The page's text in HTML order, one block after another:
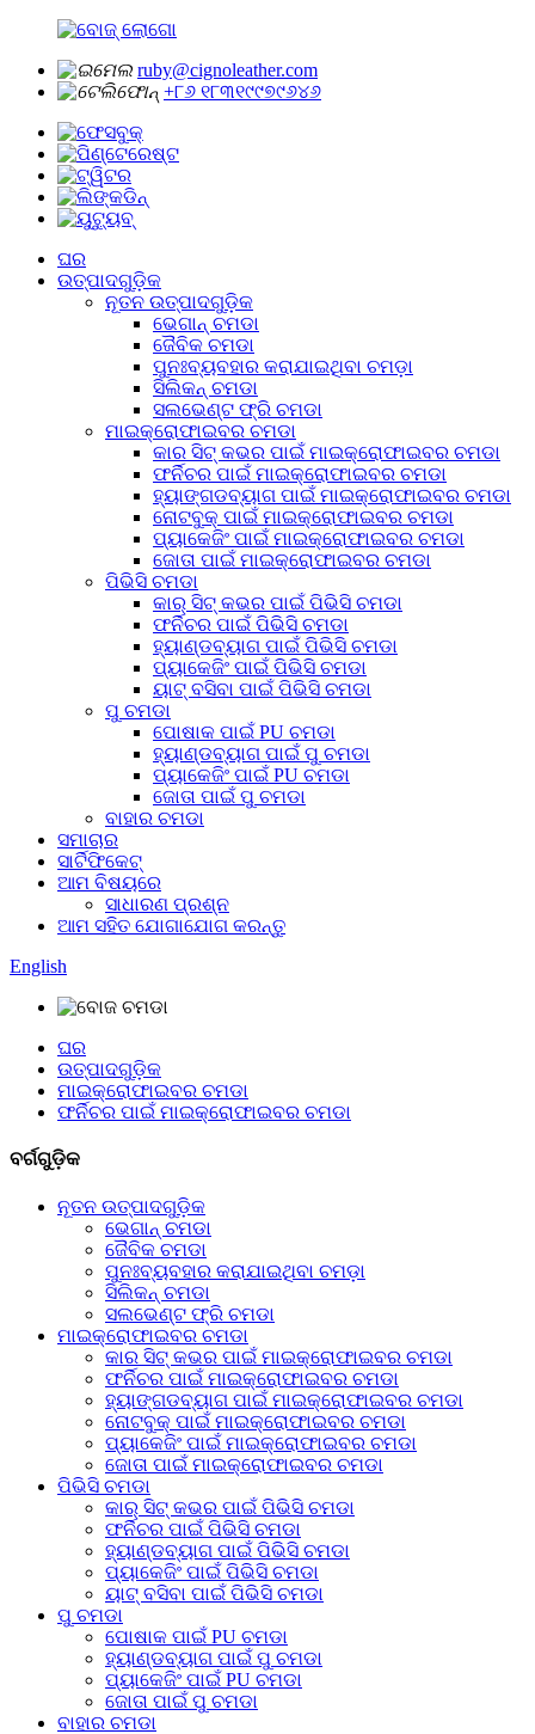
ruby@cignoleather.com
+୮୬ ୧୮୩୧୯୯୭୯୬୪୬
ଘର
ଉତ୍ପାଦଗୁଡ଼ିକ
ନୂତନ ଉତ୍ପାଦଗୁଡ଼ିକ
ଭେଗାନ୍ ଚମଡା
ଜୈବିକ ଚମଡା
ପୁନଃବ୍ୟବହାର କରାଯାଇଥିବା ଚମଡ଼ା
ସିଲିକନ୍ ଚମଡା
ସଲଭେଣ୍ଟ ଫ୍ରି ଚମଡା
ମାଇକ୍ରୋଫାଇବର ଚମଡା
କାର ସିଟ୍ କଭର ପାଇଁ ମାଇକ୍ରୋଫାଇବର ଚମଡା
ଫର୍ନିଚର ପାଇଁ ମାଇକ୍ରୋଫାଇବର ଚମଡା
ହ୍ୟାଙ୍ଗଡବ୍ୟାଗ ପାଇଁ ମାଇକ୍ରୋଫାଇବର ଚମଡା
ନୋଟବୁକ୍ ପାଇଁ ମାଇକ୍ରୋଫାଇବର ଚମଡା
ପ୍ୟାକେଜିଂ ପାଇଁ ମାଇକ୍ରୋଫାଇବର ଚମଡା
ଜୋତା ପାଇଁ ମାଇକ୍ରୋଫାଇବର ଚମଡା
ପିଭିସି ଚମଡା
କାର୍ ସିଟ୍ କଭର ପାଇଁ ପିଭିସି ଚମଡା
ଫର୍ନିଚର ପାଇଁ ପିଭିସି ଚମଡା
ହ୍ୟାଣ୍ଡବ୍ୟାଗ ପାଇଁ ପିଭିସି ଚମଡା
ପ୍ୟାକେଜିଂ ପାଇଁ ପିଭିସି ଚମଡା
ୟାଟ୍ ବସିବା ପାଇଁ ପିଭିସି ଚମଡା
ପୁ ଚମଡା
ପୋଷାକ ପାଇଁ PU ଚମଡା
ହ୍ୟାଣ୍ଡବ୍ୟାଗ ପାଇଁ ପୁ ଚମଡା
ପ୍ୟାକେଜିଂ ପାଇଁ PU ଚମଡା
ଜୋତା ପାଇଁ ପୁ ଚମଡା
ବାହାର ଚମଡା
ସମାଚାର
ସାର୍ଟିଫିକେଟ୍
ଆମ ବିଷୟରେ
ସାଧାରଣ ପ୍ରଶ୍ନ
ଆମ ସହିତ ଯୋଗାଯୋଗ କରନ୍ତୁ
English
ଘର
ଉତ୍ପାଦଗୁଡ଼ିକ
ମାଇକ୍ରୋଫାଇବର ଚମଡା
ଫର୍ନିଚର ପାଇଁ ମାଇକ୍ରୋଫାଇବର ଚମଡା
ବର୍ଗଗୁଡ଼ିକ
ନୂତନ ଉତ୍ପାଦଗୁଡ଼ିକ
ଭେଗାନ୍ ଚମଡା
ଜୈବିକ ଚମଡା
ପୁନଃବ୍ୟବହାର କରାଯାଇଥିବା ଚମଡ଼ା
ସିଲିକନ୍ ଚମଡା
ସଲଭେଣ୍ଟ ଫ୍ରି ଚମଡା
ମାଇକ୍ରୋଫାଇବର ଚମଡା
କାର ସିଟ୍ କଭର ପାଇଁ ମାଇକ୍ରୋଫାଇବର ଚମଡା
ଫର୍ନିଚର ପାଇଁ ମାଇକ୍ରୋଫାଇବର ଚମଡା
ହ୍ୟାଙ୍ଗଡବ୍ୟାଗ ପାଇଁ ମାଇକ୍ରୋଫାଇବର ଚମଡା
ନୋଟବୁକ୍ ପାଇଁ ମାଇକ୍ରୋଫାଇବର ଚମଡା
ପ୍ୟାକେଜିଂ ପାଇଁ ମାଇକ୍ରୋଫାଇବର ଚମଡା
ଜୋତା ପାଇଁ ମାଇକ୍ରୋଫାଇବର ଚମଡା
ପିଭିସି ଚମଡା
କାର୍ ସିଟ୍ କଭର ପାଇଁ ପିଭିସି ଚମଡା
ଫର୍ନିଚର ପାଇଁ ପିଭିସି ଚମଡା
ହ୍ୟାଣ୍ଡବ୍ୟାଗ ପାଇଁ ପିଭିସି ଚମଡା
ପ୍ୟାକେଜିଂ ପାଇଁ ପିଭିସି ଚମଡା
ୟାଟ୍ ବସିବା ପାଇଁ ପିଭିସି ଚମଡା
ପୁ ଚମଡା
ପୋଷାକ ପାଇଁ PU ଚମଡା
ହ୍ୟାଣ୍ଡବ୍ୟାଗ ପାଇଁ ପୁ ଚମଡା
ପ୍ୟାକେଜିଂ ପାଇଁ PU ଚମଡା
ଜୋତା ପାଇଁ ପୁ ଚମଡା
ବାହାର ଚମଡା